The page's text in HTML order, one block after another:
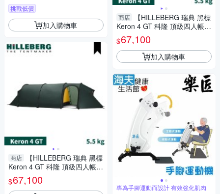
挑戰低價
加入購物車
商店
【HILLEBERG 瑞典 黑標
Keron 4 GT 科隆 頂級四人帳篷
《綠 5.5 kg》】010311/登山
$67,100
商店
【HILLEBERG 瑞典 黑標
Keron 4 GT 科隆 頂級四人帳篷
《沙棕 5.5 kg》】010313/登山
$67,100
加入購物車
專為手腳運動而設計 有效強化肌肉